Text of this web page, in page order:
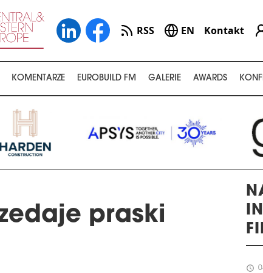
RSS EN Kontakt
KOMENTARZE EUROBUILD FM GALERIE AWARDS
praski
schedule